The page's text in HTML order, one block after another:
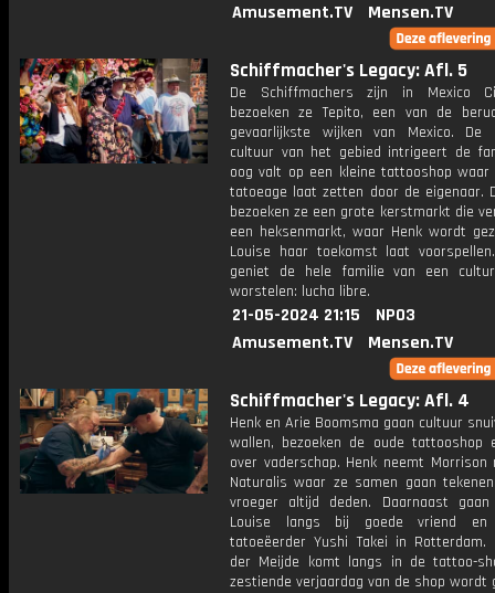
Amusement.TV
Mensen.TV
Schiffmacher's Legacy: Afl. 5
De Schiffmachers zijn in Mexico
bezoeken ze Tepito, een van de
gevaarlijkste wijken van Mexico. De
cultuur van het gebied intrigeert de
oog valt op een kleine tattooshop waar
tatoeage laat zetten door de eigenaar.
bezoeken ze een grote kerstmarkt die
een heksenmarkt, waar Henk wordt
Louise haar toekomst laat
geniet de hele familie van een
worstelen: lucha libre.
21-05-2024 21:15
NPO3
Amusement.TV
Mensen.TV
Schiffmacher's Legacy: Afl. 4
Henk en Arie Boomsma gaan cultuur
wallen, bezoeken de oude tattooshop
over vaderschap. Henk neemt Morrison
Naturalis waar ze samen gaan
vroeger altijd deden. Daarnaast
Louise langs bij goede vriend en
tatoeëerder Yushi Takei in Rotterdam.
der Meijde komt langs in de tattoo-
zestiende verjaardag van de shop wordt